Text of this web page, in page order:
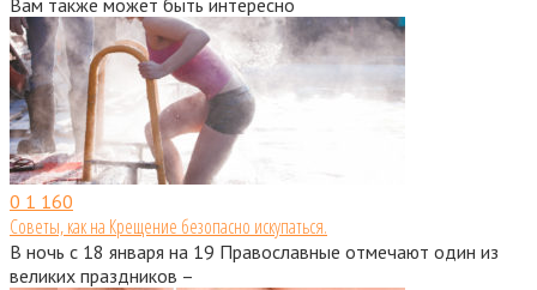
Вам также может быть интересно
0 1 160
Советы, как на Крещение безопасно искупаться.
В ночь с 18 января на 19 Православные отмечают один из
великих праздников –